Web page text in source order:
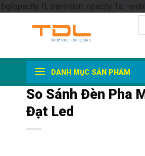
.bg{opacity: 0; transition: opacity 1s; -
DANH MỤC SẢN PHẨM
So Sánh Đèn Pha
Đạt Led